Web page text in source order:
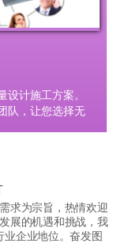
设计施工方案。
队，让您选择无
求为宗旨，热情欢迎
展的机遇和挑战，我
业企业地位。奋发图